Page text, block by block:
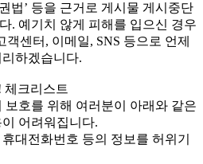
법’ 등을 근거로 게시물 게시중단
. 예기치 않게 피해를 입으신 경우
센터, 이메일, SNS 등으로 언제
하겠습니다.
체크리스트
보호를 위해 여러분이 아래와 같은
어려워집니다.
대전화번호 등의 정보를 허위기